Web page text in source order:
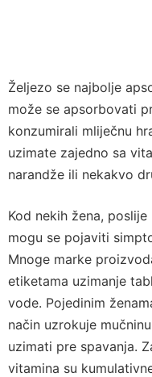
Željezo se najbolje
može se apsorbovati
konzumirali mliječnu
uzimate zajedno sa
narandže ili nekakvo
Kod nekih žena,
mogu se pojaviti
Mnoge marke
etiketama uzimanje
vode. Pojedinim
način uzrokuje
uzimati pre spavanja.
vitamina su